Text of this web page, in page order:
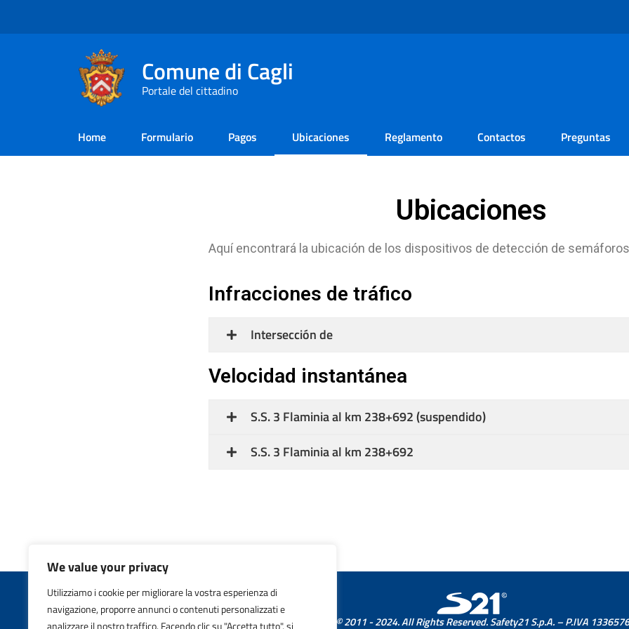
We value your privacy
Utilizziamo i cookie per migliorare la vostra esperienza di
navigazione, proporre annunci o contenuti personalizzati e
analizzare il nostro traffico. Facendo clic su "Accetta tutto", si
Comune di Cagli
Portale del cittadino
Home Formulario Pagos Ubicaciones Reglamento Contactos Preguntas
Ubicaciones
Aquí encontrará la ubicación de los dispositivos de detección de semáforos
Infracciones de tráfico
Intersección de
Velocidad instantánea
S.S. 3 Flaminia al km 238+692 (suspendido)
S.S. 3 Flaminia al km 238+692
Copyright © 2011 - 2024. All Rights Reserved. Safety21 S.p.A. – P.IVA